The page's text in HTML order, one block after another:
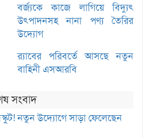
বর্জ্যকে কাজে লাগিয়ে বিদ্যুৎ
উৎপাদনসহ নানা পণ্য তৈরির
উদ্যোগ
র‌্যাবের পরিবর্তে আসছে নতুন
বাহিনী এসআরবি
সংবাদ
নতুন উদ্যোগে সাড়া ফেলেছেন